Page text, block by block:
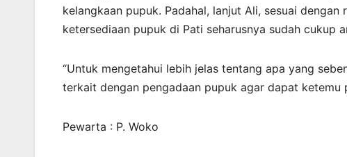
kelangkaan pupuk. Padahal, lanjut Ali, sesuai
ketersediaan pupuk di Pati seharusnya sudah cukup
“Untuk mengetahui lebih jelas tentang apa yang
terkait dengan pengadaan pupuk agar dapat ketemu
Pewarta : P. Woko